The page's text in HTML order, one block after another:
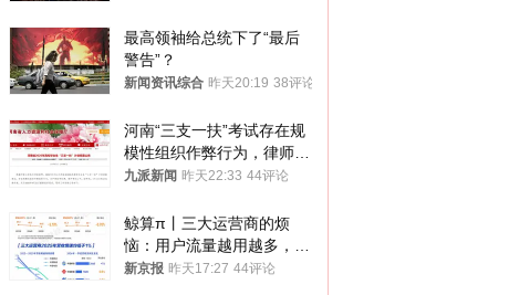
最高领袖给总统下了“最后
警告”？
新闻资讯综合 昨天20:19 38评论
河南“三支一扶”考试存在规
模性组织作弊行为，律师：
涉嫌非法获取国家秘密罪等
九派新闻 昨天22:33 44评论
鲸算π丨三大运营商的烦
恼：用户流量越用越多，收
入却越来越少
新京报 昨天17:27 44评论